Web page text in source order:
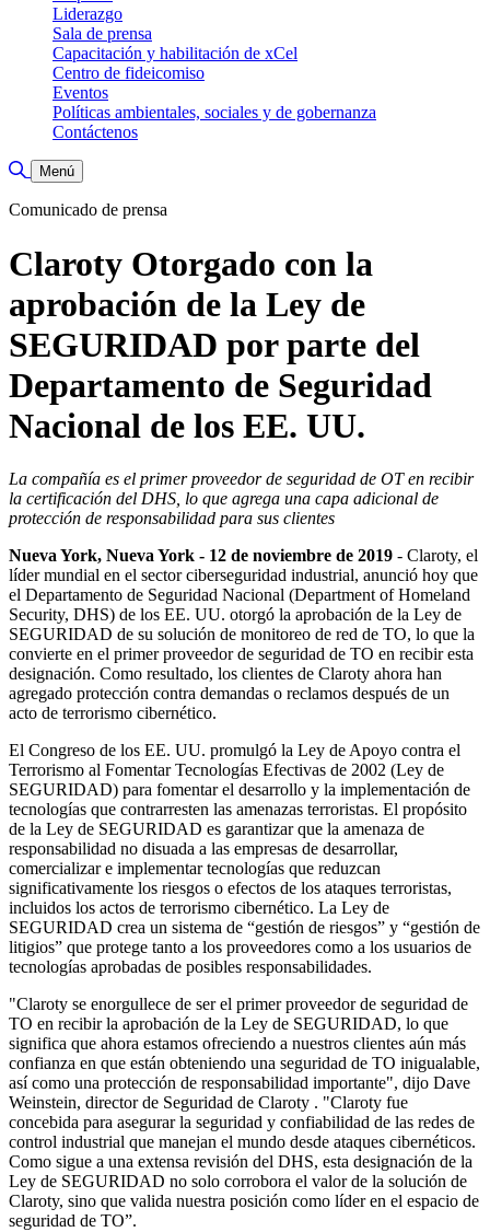
Liderazgo
Sala de prensa
Capacitación y habilitación de xCel
Centro de fideicomiso
Eventos
Políticas ambientales, sociales y de gobernanza
Contáctenos
Alternar búsqueda
Menú
Comunicado de prensa
Claroty Otorgado con la
aprobación de la Ley de
SEGURIDAD por parte del
Departamento de Seguridad
Nacional de los EE. UU.
La compañía es el primer proveedor de seguridad de OT en recibir
la certificación del DHS, lo que agrega una capa adicional de
protección de responsabilidad para sus clientes
Nueva York, Nueva York - 12 de noviembre de 2019 - Claroty, el
líder mundial en el sector ciberseguridad industrial, anunció hoy que
el Departamento de Seguridad Nacional (Department of Homeland
Security, DHS) de los EE. UU. otorgó la aprobación de la Ley de
SEGURIDAD de su solución de monitoreo de red de TO, lo que la
convierte en el primer proveedor de seguridad de TO en recibir esta
designación. Como resultado, los clientes de Claroty ahora han
agregado protección contra demandas o reclamos después de un
acto de terrorismo cibernético.
El Congreso de los EE. UU. promulgó la Ley de Apoyo contra el
Terrorismo al Fomentar Tecnologías Efectivas de 2002 (Ley de
SEGURIDAD) para fomentar el desarrollo y la implementación de
tecnologías que contrarresten las amenazas terroristas. El propósito
de la Ley de SEGURIDAD es garantizar que la amenaza de
responsabilidad no disuada a las empresas de desarrollar,
comercializar e implementar tecnologías que reduzcan
significativamente los riesgos o efectos de los ataques terroristas,
incluidos los actos de terrorismo cibernético. La Ley de
SEGURIDAD crea un sistema de “gestión de riesgos” y “gestión de
litigios” que protege tanto a los proveedores como a los usuarios de
tecnologías aprobadas de posibles responsabilidades.
"Claroty se enorgullece de ser el primer proveedor de seguridad de
TO en recibir la aprobación de la Ley de SEGURIDAD, lo que
significa que ahora estamos ofreciendo a nuestros clientes aún más
confianza en que están obteniendo una seguridad de TO inigualable,
así como una protección de responsabilidad importante", dijo Dave
Weinstein, director de Seguridad de Claroty . "Claroty fue
concebida para asegurar la seguridad y confiabilidad de las redes de
control industrial que manejan el mundo desde ataques cibernéticos.
Como sigue a una extensa revisión del DHS, esta designación de la
Ley de SEGURIDAD no solo corrobora el valor de la solución de
Claroty, sino que valida nuestra posición como líder en el espacio de
seguridad de TO”.